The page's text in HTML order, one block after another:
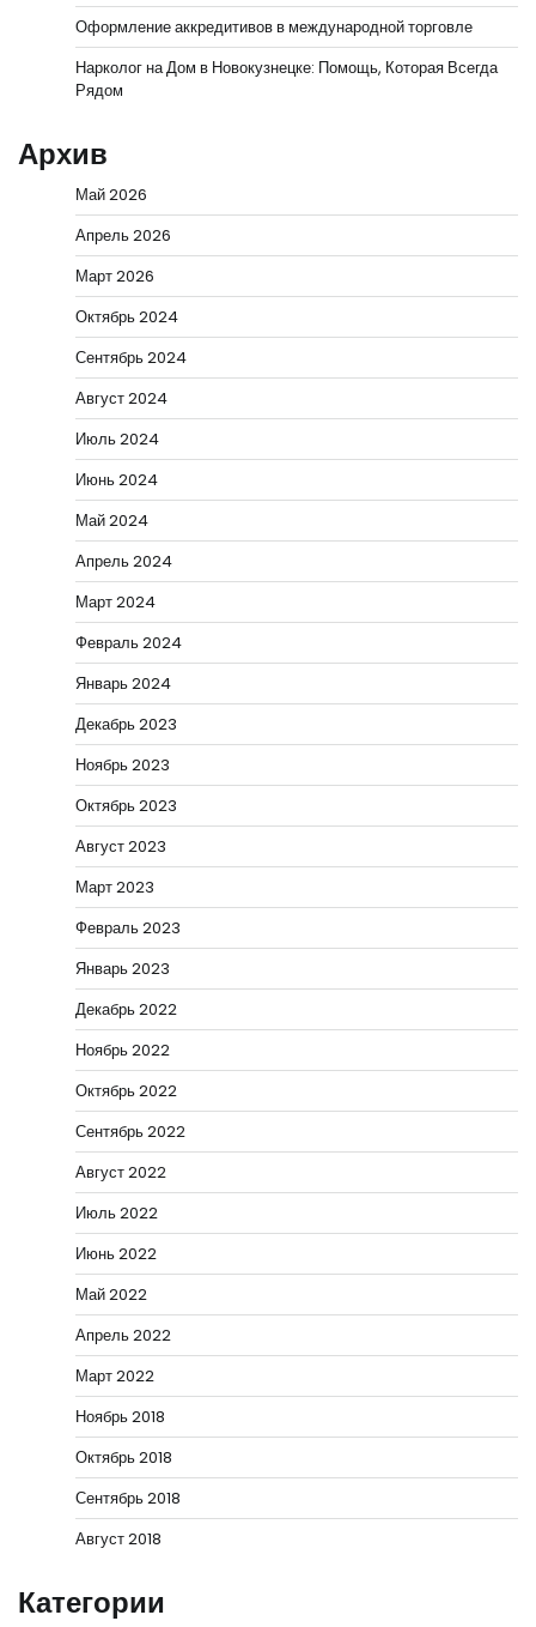
Оформление аккредитивов в международной торговле
Нарколог на Дом в Новокузнецке: Помощь, Которая Всегда
Рядом
Архив
Май 2026
Апрель 2026
Март 2026
Октябрь 2024
Сентябрь 2024
Август 2024
Июль 2024
Июнь 2024
Май 2024
Апрель 2024
Март 2024
Февраль 2024
Январь 2024
Декабрь 2023
Ноябрь 2023
Октябрь 2023
Август 2023
Март 2023
Февраль 2023
Январь 2023
Декабрь 2022
Ноябрь 2022
Октябрь 2022
Сентябрь 2022
Август 2022
Июль 2022
Июнь 2022
Май 2022
Апрель 2022
Март 2022
Ноябрь 2018
Октябрь 2018
Сентябрь 2018
Август 2018
Категории